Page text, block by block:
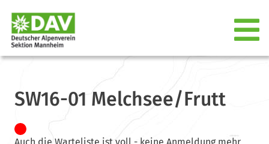
SW16-01 Melchsee/Frutt